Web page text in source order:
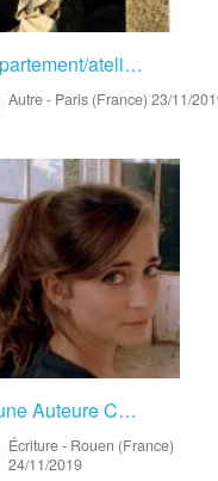
Appartement/atelier – Autre
Autre- Paris (France) 23/11/
Jeune Auteure Cherche Havre De Paix – Écriture
Écriture- Rouen (France)
24/11/2019